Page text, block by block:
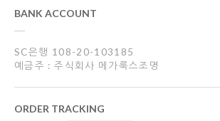
BANK ACCOUNT
SC은행 108-20-103185
예금주 : 주식회사 메가룩스조명
ORDER TRACKING